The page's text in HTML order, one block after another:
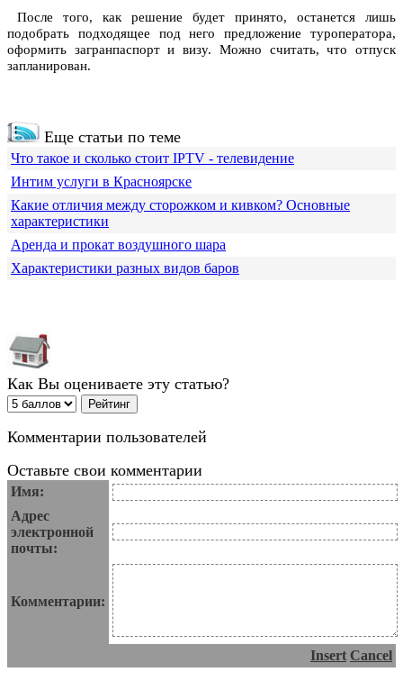
После того, как решение будет принято, останется лишь
подобрать подходящее под него предложение туроператора,
оформить загранпаспорт и визу. Можно считать, что отпуск
запланирован.
Еще статьи по теме
Что такое и сколько стоит IPTV - телевидение
Интим услуги в Красноярске
Какие отличия между сторожком и кивком? Основные
характеристики
Аренда и прокат воздушного шара
Характеристики разных видов баров
Как Вы оцениваете эту статью?
Комментарии пользователей
Оставьте свои комментарии
Имя:
Адрес
электронной
почты:
Комментарии:
Insert Cancel